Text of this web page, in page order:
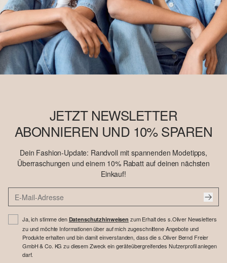
JETZT NEWSLETTER
ABONNIEREN UND 10% SPAREN
Dein Fashion-Update: Randvoll mit spannenden Modetipps,
Überraschungen und einem 10% Rabatt auf deinen nächsten
Einkauf!
Ja, ich stimme den Datenschutzhinweisen zum Erhalt des s.Oliver Newsletters
zu und möchte Informationen über auf mich zugeschnittene Angebote und
Produkte erhalten und bin damit einverstanden, dass die s.Oliver Bernd Freier
GmbH & Co. KG zu diesem Zweck ein geräteübergreifendes Nutzerprofil anlegen
darf.